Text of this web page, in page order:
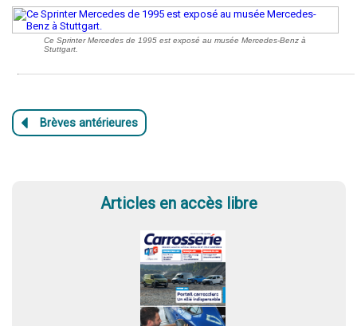
Ce Sprinter Mercedes de 1995 est exposé au musée Mercedes-Benz à
Stuttgart.
Articles en accès libre